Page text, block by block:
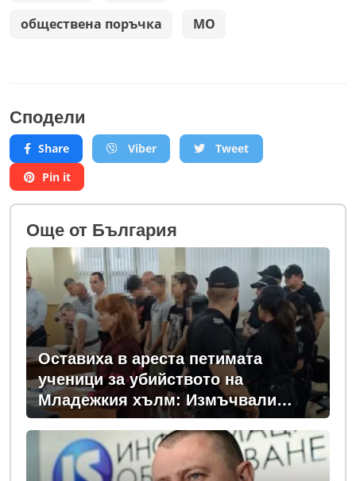
обществена поръчка МО
Сподели
Share Viber
Tweet
Pin it
Oще от България
Оставиха в ареста петимата
ученици за убийството на
Младежкия хълм: Измъчвали
Георги час, гаврили се с него и го
обрали